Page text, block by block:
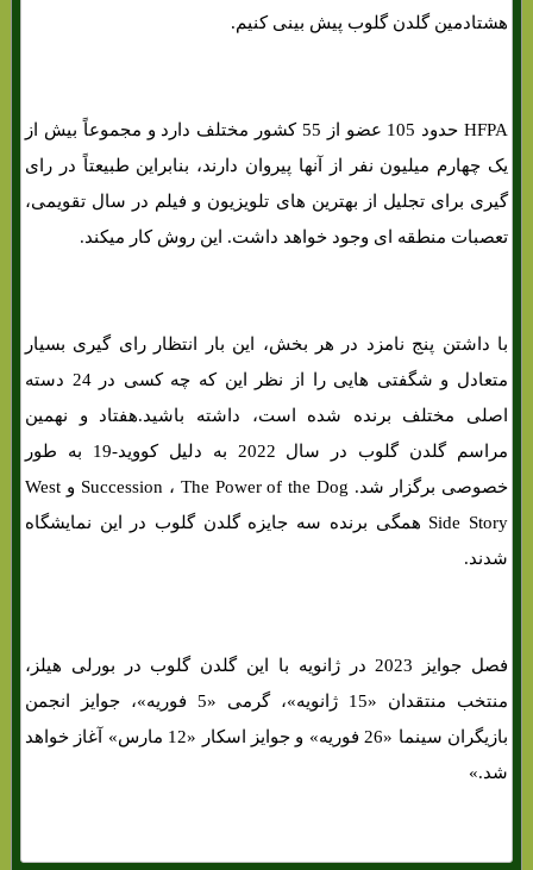
هشتادمین گلدن گلوب پیش بینی کنیم.
HFPA حدود 105 عضو از 55 کشور مختلف دارد و مجموعاً بیش از
یک چهارم میلیون نفر از آنها پیروان دارند، بنابراین طبیعتاً در رای
گیری برای تجلیل از بهترین های‌ تلویزیون و فیلم در سال تقویمی،
تعصبات منطقه ای وجود خواهد داشت. این روش کار میکند.
با داشتن پنج نامزد در هر بخش، این بار انتظار رای گیری بسیار
متعادل و شگفتی هایی را از نظر این که چه کسی در 24 دسته
اصلی مختلف برنده شده است، داشته باشید.هفتاد و نهمین
مراسم گلدن گلوب در سال 2022 به دلیل کووید-19 به طور
خصوصی برگزار شد. Succession ، The Power of the Dog و West
Side Story همگی برنده سه جایزه گلدن گلوب در این نمایشگاه
شدند.
فصل جوایز 2023 در ژانویه با این گلدن گلوب در بورلی هیلز،
منتخب منتقدان «15 ژانویه»، گرمی «5 فوریه»، جوایز انجمن
بازیگران سینما «26 فوریه» و جوایز اسکار «12 مارس» آغاز خواهد
شد.»